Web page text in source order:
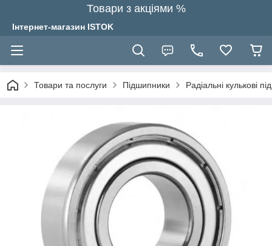
Товари з акціями %
Інтернет-магазин ISTOK
Товари та послуги Підшипники Радіальні кулькові